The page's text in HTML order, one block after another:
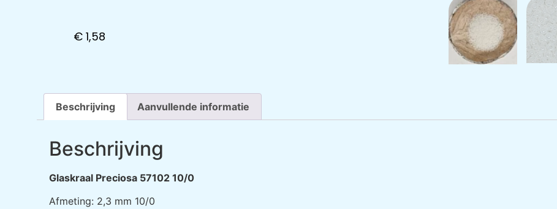
€ 1,58
Beschrijving Aanvullende informatie
Beschrijving
Glaskraal Preciosa 57102 10/0
Afmeting: 2,3 mm 10/0